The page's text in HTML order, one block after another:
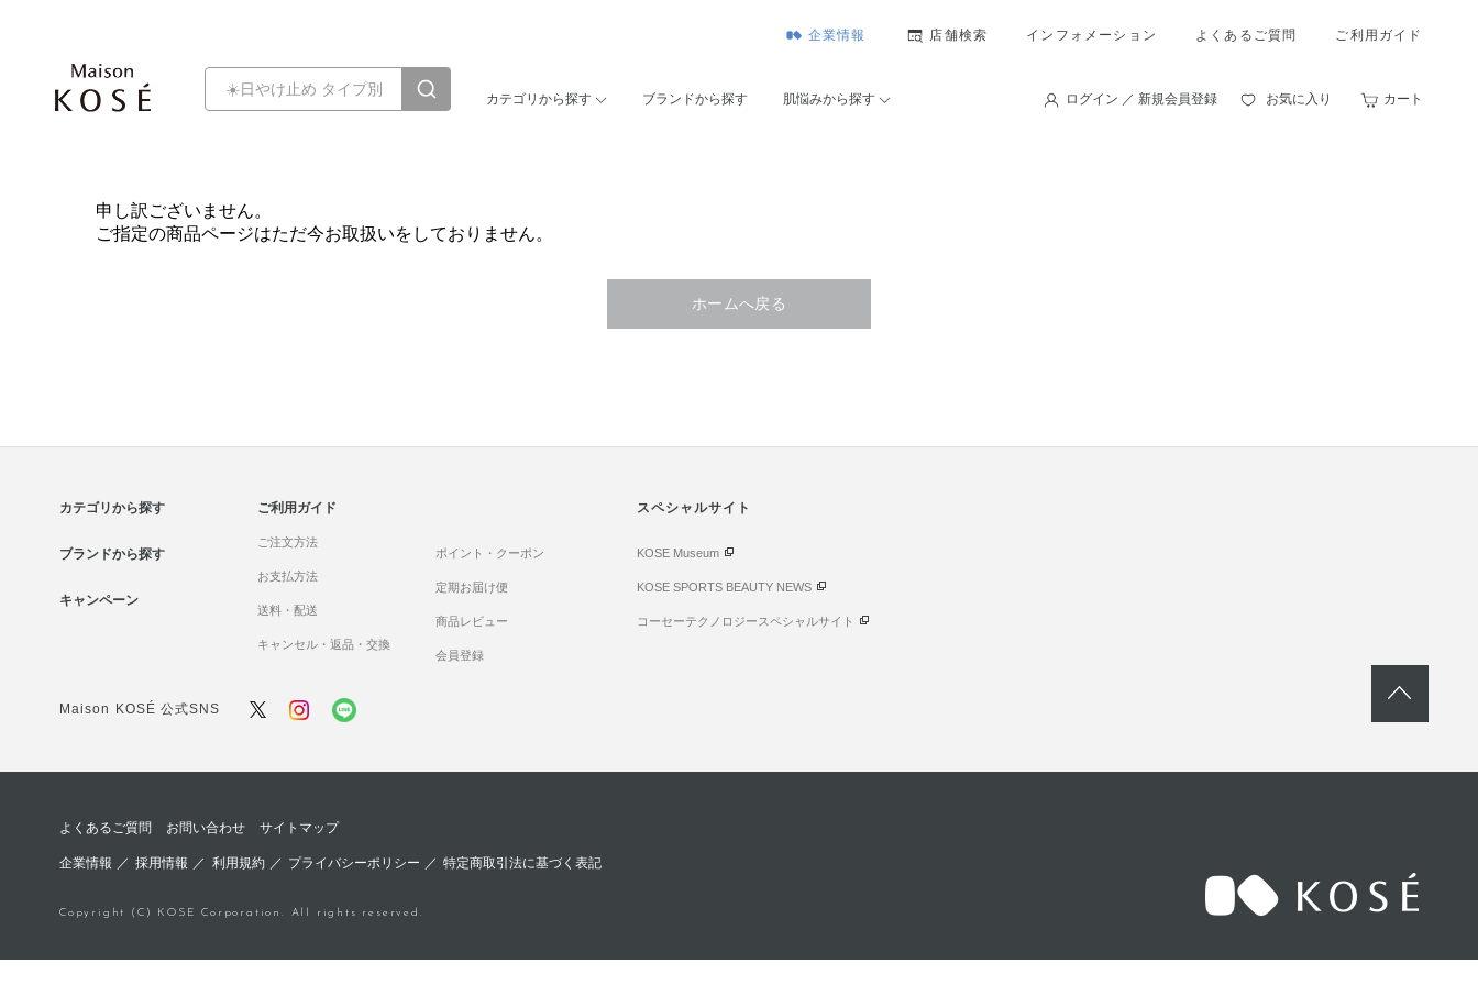
企業情報 店舗検索 インフォメーション よくあるご質問 ご利用ガイド
カテゴリから探す ブランドから探す 肌悩みから探す ログイン ／ 新規会員登録 お気に入り カート
申し訳ございません。
ご指定の商品ページはただ今お取扱いをしておりません。
ホームへ戻る
カテゴリから探す
ブランドから探す
キャンペーン
ご利用ガイド
ご注文方法
お支払方法
送料・配送
キャンセル・返品・交換
ポイント・クーポン
定期お届け便
商品レビュー
会員登録
スペシャルサイト
KOSE Museum
KOSE SPORTS BEAUTY NEWS
コーセーテクノロジースペシャルサイト
Maison KOSÉ 公式SNS
よくあるご質問 お問い合わせ サイトマップ
企業情報 ／採用情報 ／ 利用規約／ プライバシーポリシー ／ 特定商取引法に基づく表記
Copyright (C) KOSE Corporation. All rights reserved.